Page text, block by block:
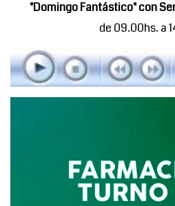
"Domingo Fantástico" con
de 09.00hs. a